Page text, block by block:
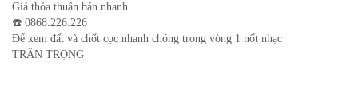
Giá thỏa thuận bán nhanh.
☎️ 0868.226.226
Để xem đất và chốt cọc nhanh chóng trong vòng 1 nốt nhạc
TRÂN TRỌNG